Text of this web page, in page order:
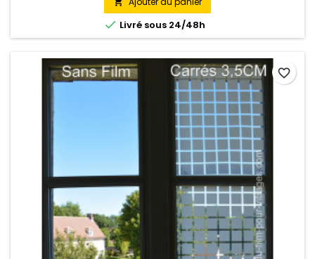
 Livré sous 24/48h
favorite_border